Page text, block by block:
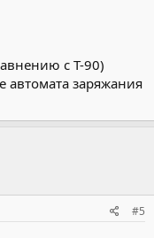
с Т-90)
автомата заряжания
#5